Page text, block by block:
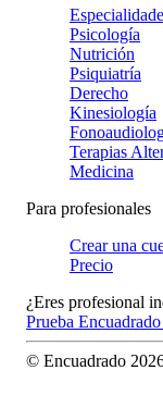
Psicología
Nutrición
Psiquiatría
Derecho
Kinesiología
Terapias
Medicina
Para profesionales
Crear una
Precio
¿Eres profesional
Prueba
© Encuadrado